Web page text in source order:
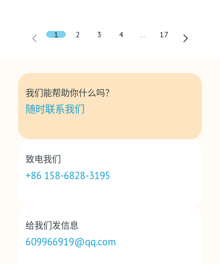
1 2 3 4 … 17
我们能帮助你什么吗？
随时联系我们
致电我们
+86 158-6828-3195
给我们发信息
609966919@qq.com